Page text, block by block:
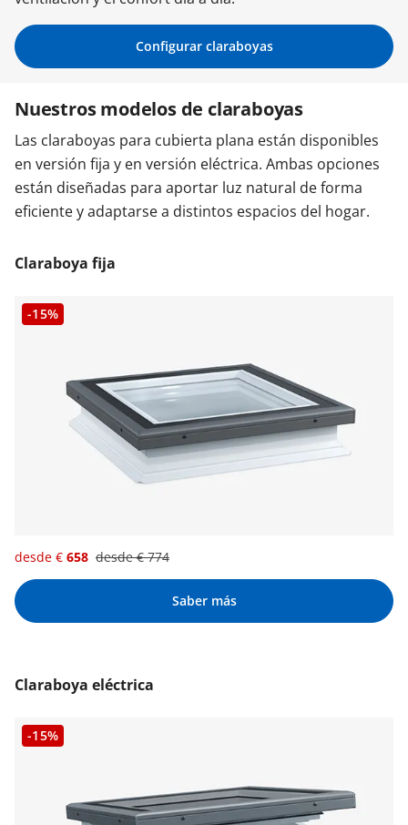
Contacta con nosotros
Configurar claraboyas
Nuestros modelos de claraboyas
Las claraboyas para cubierta plana están disponibles
en versión fija y en versión eléctrica. Ambas opciones
están diseñadas para aportar luz natural de forma
eficiente y adaptarse a distintos espacios del hogar.
Claraboya fija
-15%
desde € 658 desde €774
Saber más
Claraboya eléctrica
-15%